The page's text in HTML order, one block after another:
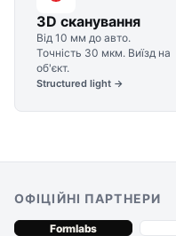
3D сканування
Від 10 мм до авто.
Точність 30 мкм. Виїзд на
об'єкт.
Structured light →
ОФІЦІЙНІ ПАРТНЕРИ
Formlabs